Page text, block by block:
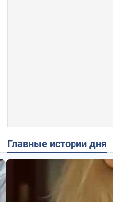
Главные истории дня